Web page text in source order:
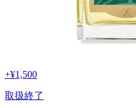
+¥1,500
取扱終了